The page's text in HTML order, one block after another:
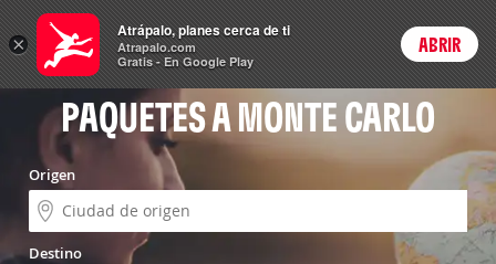
Vuelo+Hotel Login
PAQUETES A MONTE CARLO
Origen
Destino
×
Atrápalo, planes cerca de ti
Atrapalo.com
Gratis - En Google Play
ABRIR